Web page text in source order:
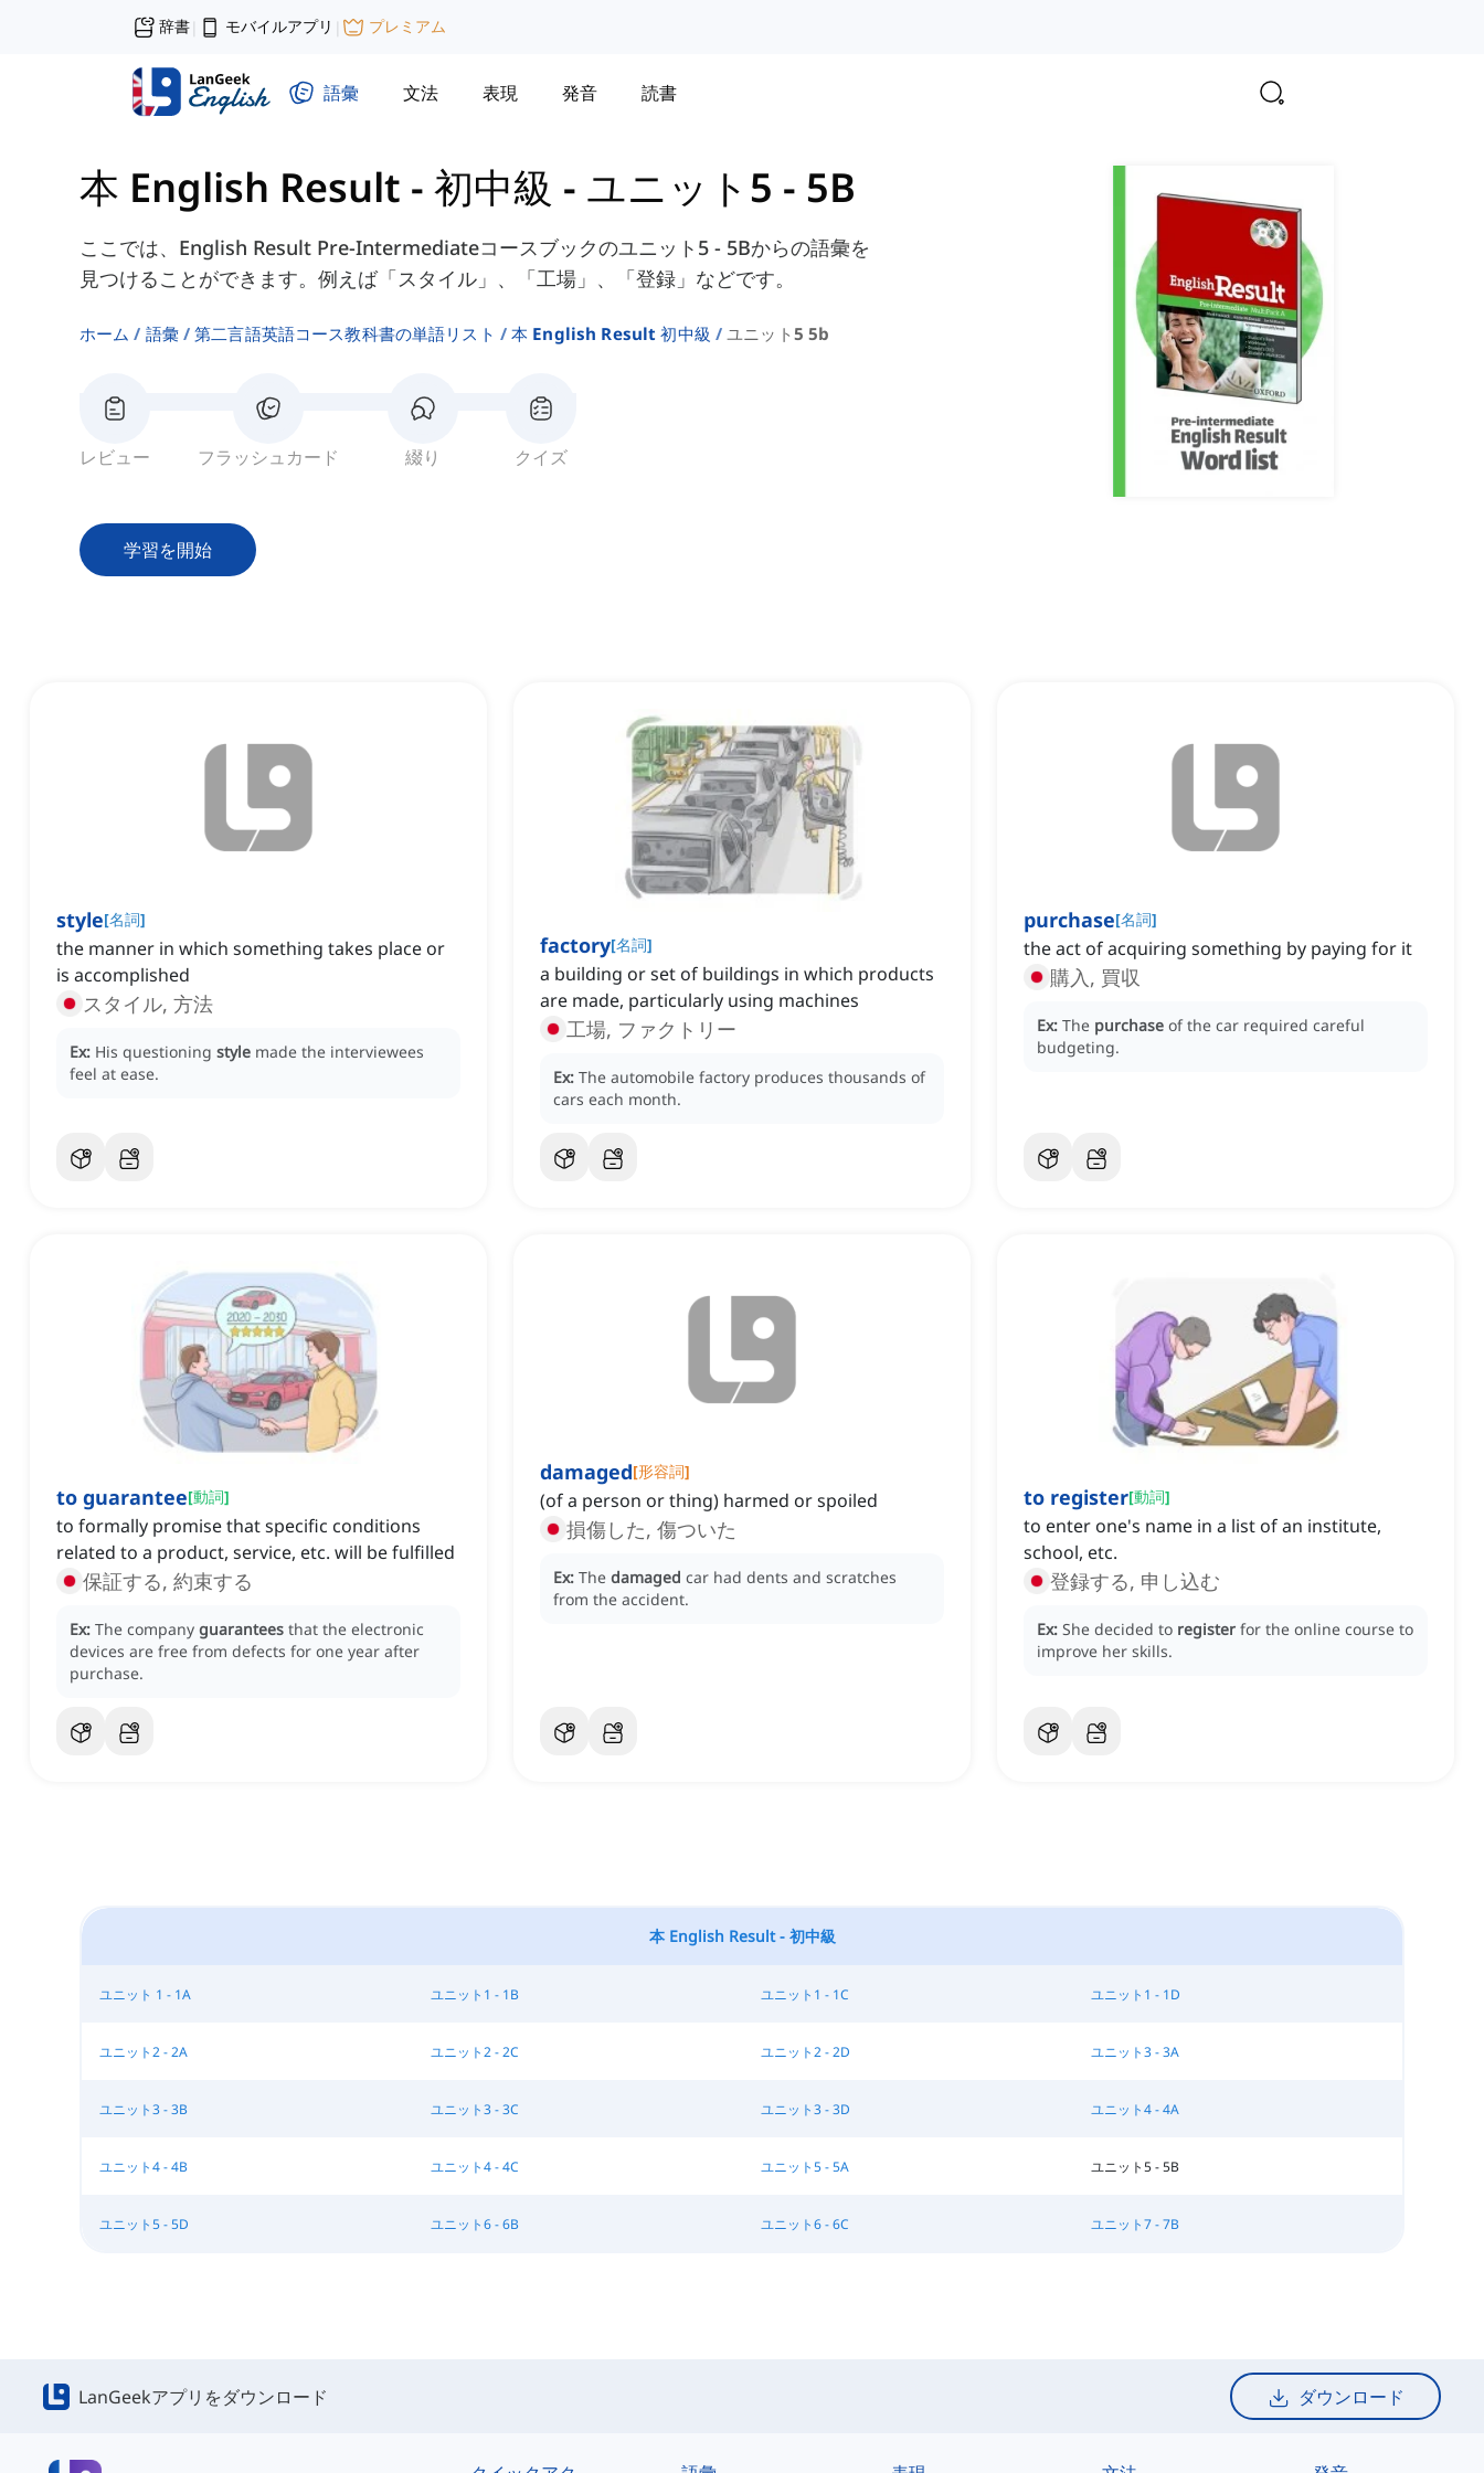
辞書| モバイルアプリ | プレミアム
語彙 文法 表現 発音 読書
本 English Result - 初中級 - ユニット5 - 5B
ここでは、English Result Pre-Intermediateコースブックのユニット5 - 5Bからの語彙を
見つけることができます。例えば「スタイル」、「工場」、「登録」などです。
ホーム 語彙 第二言語英語コース教科書の単語リスト 本 English Result 初中級 ユニット5 5b
レビュー フラッシュカード 綴り クイズ
学習を開始
style[名詞]
the manner in which something takes place or
is accomplished
スタイル, 方法
Ex: His questioning style made the interviewees
feel at ease.
factory[名詞]
a building or set of buildings in which products
are made, particularly using machines
工場, ファクトリー
Ex: The automobile factory produces thousands of
cars each month.
purchase[名詞]
the act of acquiring something by paying for it
購入, 買収
Ex: The purchase of the car required careful
budgeting.
to guarantee[動詞]
to formally promise that specific conditions
related to a product, service, etc. will be fulfilled
保証する, 約束する
Ex: The company guarantees that the electronic
devices are free from defects for one year after
purchase.
damaged[形容詞]
(of a person or thing) harmed or spoiled
損傷した, 傷ついた
Ex: The damaged car had dents and scratches
from the accident.
to register[動詞]
to enter one's name in a list of an institute,
school, etc.
登録する, 申し込む
Ex: She decided to register for the online course to
improve her skills.
本 English Result - 初中級
ユニット 1 - 1A ユニット1 - 1B ユニット1 - 1C ユニット1 - 1D
ユニット2 - 2A ユニット2 - 2C ユニット2 - 2D ユニット3 - 3A
ユニット3 - 3B ユニット3 - 3C ユニット3 - 3D ユニット4 - 4A
ユニット4 - 4B ユニット4 - 4C ユニット5 - 5A ユニット5 - 5B
ユニット5 - 5D ユニット6 - 6B ユニット6 - 6C ユニット7 - 7B
LanGeekアプリをダウンロード ダウンロード